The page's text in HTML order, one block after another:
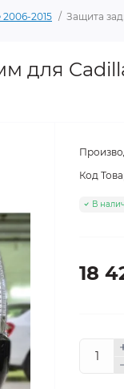
2006-2015 Защита
для
Код
В
18